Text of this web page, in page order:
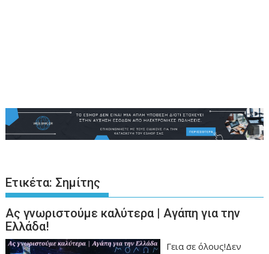
Ετικέτα: Σημίτης
Ας γνωριστούμε καλύτερα | Αγάπη για την
Ελλάδα!
Γεια σε όλους!Δεν